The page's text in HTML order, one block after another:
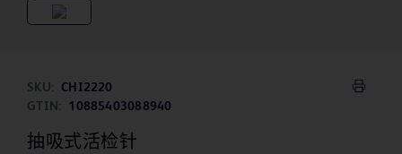
SKU:
CHI2220
GTIN:
10885403088940
抽吸式活检针